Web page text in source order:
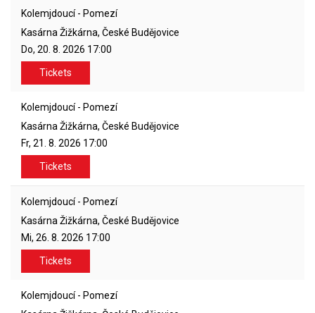
Kolemjdoucí - Pomezí
Kasárna Žižkárna, České Budějovice
Do, 20. 8. 2026 17:00
Tickets
Kolemjdoucí - Pomezí
Kasárna Žižkárna, České Budějovice
Fr, 21. 8. 2026 17:00
Tickets
Kolemjdoucí - Pomezí
Kasárna Žižkárna, České Budějovice
Mi, 26. 8. 2026 17:00
Tickets
Kolemjdoucí - Pomezí